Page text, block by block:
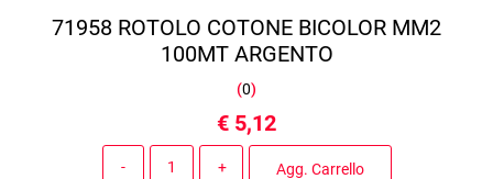
71958 ROTOLO COTONE BICOLOR MM2
100MT ARGENTO
(0)
€ 5,12
Agg. Carrello